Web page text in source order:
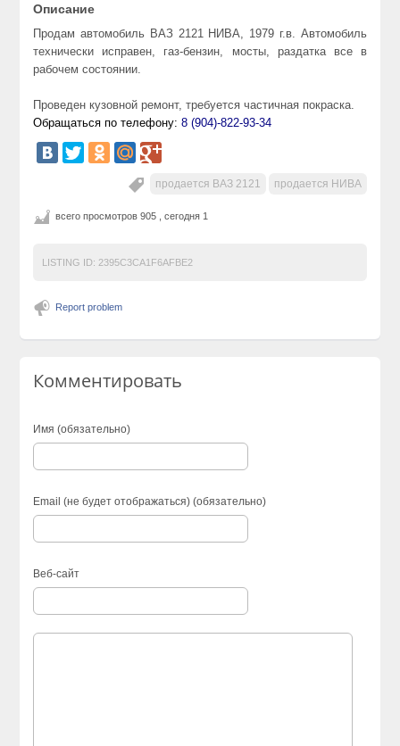
Описание
Продам автомобиль ВАЗ 2121 НИВА, 1979 г.в. Автомобиль
технически исправен,
газ-бензин, мосты, раздатка все в
рабочем состоянии.
Проведен кузовной ремонт, требуется частичная покраска.
Обращаться по телефону: 8 (904)-822-93-34
продается ВАЗ 2121 продается НИВА
всего просмотров 905 , сегодня 1
LISTING ID: 2395C3CA1F6AFBE2
Report problem
Комментировать
Имя (обязательно)
Email (не будет отображаться) (обязательно)
Веб-сайт